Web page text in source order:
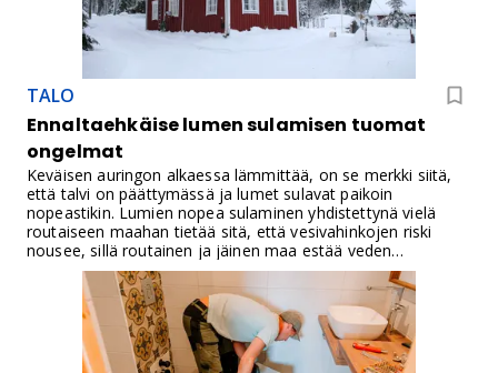
TALO
Ennaltaehkäise lumen sulamisen tuomat
ongelmat
Keväisen auringon alkaessa lämmittää, on se merkki siitä,
että talvi on päättymässä ja lumet sulavat paikoin
nopeastikin. Lumien nopea sulaminen yhdistettynä vielä
routaiseen maahan tietää sitä, että vesivahinkojen riski
nousee, sillä routainen ja jäinen maa estää veden
imeytymisen. Sulamisvedet kerääntyvät maan pinnalle sekä
perustusten vierustalle, jolloin vesi voi päätyä halkeamien
kautta myös sisälle.Riskin suuruus vaihtelee kuitenkin
merkittävästi rakennuksen iän, perustamistavan, maaperän
sekä sade- ja salaojajärjestelmien kunnon mukaan. Kaikissa
taloissa sulamisvesi ei aiheuta ongelmia, jos veden ohjaus